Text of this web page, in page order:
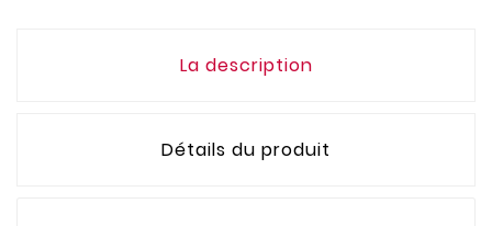
La description
Détails du produit